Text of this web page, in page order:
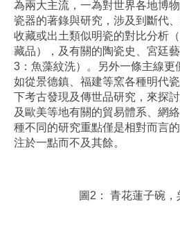
為兩大主流，一為對世界各地博
瓷器的著錄與研究，涉及到斷代
收藏或出土類似明瓷的對比分析
藏品），及有關的陶瓷史、宮廷
3：魚藻紋洗）。另外一條主線更
如從景德鎮、福建等窯各種明代
下考古發現及傳世品研究，來探
及歐美等地有關的貿易體系、網
種不同的研究重點僅是相對而言
注於一點而不及其餘。
圖2： 青花蓮子碗，